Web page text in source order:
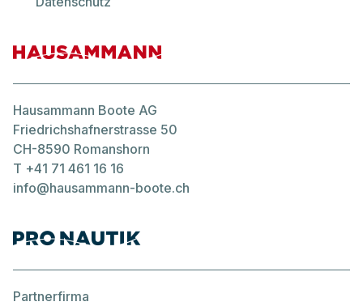
Hausammann Boote AG
Friedrichshafnerstrasse 50
CH-8590 Romanshorn
T +41 71 461 16 16
info@hausammann-boote.ch
Partnerfirma